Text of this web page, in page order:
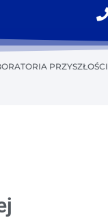
PRZYSZŁOŚCI